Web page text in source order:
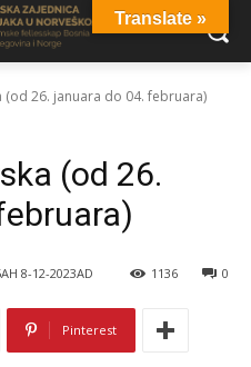
(od 26. januara do 04. februara)
(od 26.
8-12-2023AD 0
1136
Pinterest
Translate »